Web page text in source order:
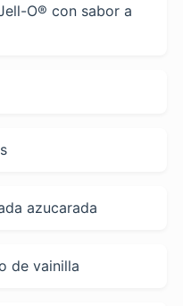
O® con sabor a
azucarada
de vainilla